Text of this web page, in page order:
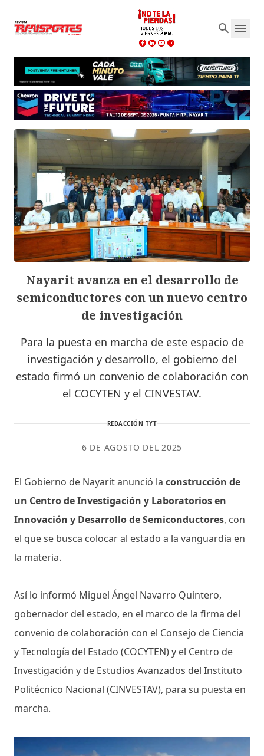
Nayarit avanza en el desarrollo de
semiconductores con un nuevo centro
de investigación
Para la puesta en marcha de este espacio de
investigación y desarrollo, el gobierno del
estado firmó un convenio de colaboración con
el COCYTEN y el CINVESTAV.
REDACCIÓN TYT
6 DE AGOSTO DEL 2025
El Gobierno de Nayarit anunció la construcción de
un Centro de Investigación y Laboratorios en
Innovación y Desarrollo de Semiconductores, con
el que se busca colocar al estado a la vanguardia en
la materia.
Así lo informó Miguel Ángel Navarro Quintero,
gobernador del estado, en el marco de la firma del
convenio de colaboración con el Consejo de Ciencia
y Tecnología del Estado (COCYTEN) y el Centro de
Investigación y de Estudios Avanzados del Instituto
Politécnico Nacional (CINVESTAV), para su puesta en
marcha.